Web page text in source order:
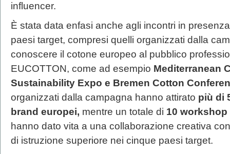
influencer.
È stata data enfasi anche agli incontri in
paesi target, compresi quelli organizzati dalla
conoscere il cotone europeo al pubblico
EUCOTTON, come ad esempio Mediterranean
Sustainability Expo e Bremen Cotton
organizzati dalla campagna hanno attirato più di
brand europei, mentre un totale di 10
hanno dato vita a una collaborazione creativa
di istruzione superiore nei cinque paesi target.